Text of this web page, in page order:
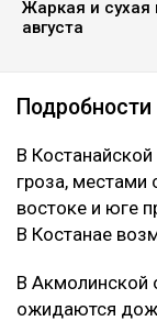
Жаркая и сухая
августа
Подробности
В
гроза, местами
востоке и юге
В Костанае
В Акмолинской
ожидаются